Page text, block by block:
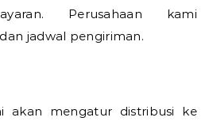
Perusahaan kami
jadwal pengiriman.
akan mengatur distribusi ke